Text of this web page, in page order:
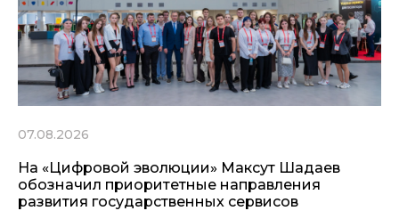
07.08.2026
На «Цифровой эволюции» Максут Шадаев
обозначил приоритетные направления
развития государственных сервисов